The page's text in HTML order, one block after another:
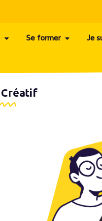
Se former Je
Créatif